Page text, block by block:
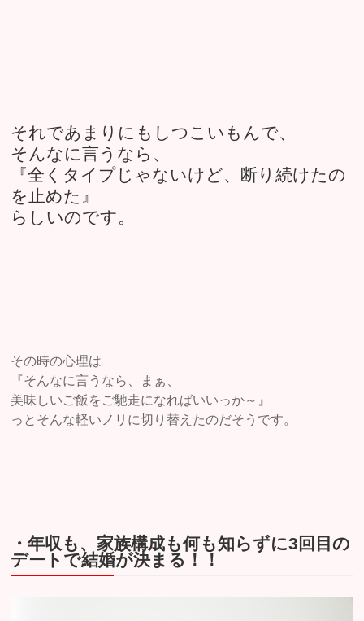
それであまりにもしつこいもんで、
そんなに言うなら、
『全くタイプじゃないけど、断り続けたの
を止めた』
らしいのです。
その時の心理は
『そんなに言うなら、まぁ、
美味しいご飯をご馳走になればいいっか～』
っとそんな軽いノリに切り替えたのだそうです。
・年収も、家族構成も何も知らずに3回目の
デートで結婚が決まる！！